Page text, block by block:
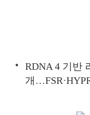
RDNA 4 기반
개